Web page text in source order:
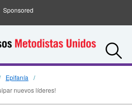
Sponsored
Epifanía
nuevos líderes!